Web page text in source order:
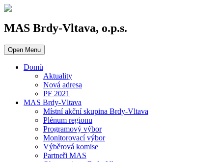
MAS Brdy-Vltava, o.p.s.
Open Menu
Domů
Aktuality
Nová adresa
PF 2021
MAS Brdy-Vltava
Místní akční skupina Brdy-Vltava
Plénum regionu
Programový výbor
Monitorovací výbor
Výběrová komise
Partneři MAS